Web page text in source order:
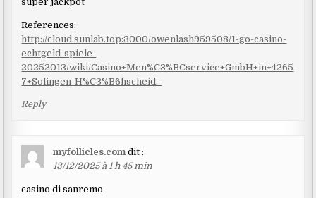
References:
http://cloud.sunlab.top:3000/owenlash959508/1-go-casino-
echtgeld-spiele-
20252013/wiki/Casino+Men%C3%BCservice+GmbH+in+4265
7+Solingen-H%C3%B6hscheid.-
Reply
myfollicles.com dit :
13/12/2025 à 1 h 45 min
casino di sanremo